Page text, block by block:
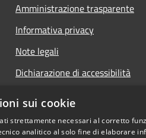
Amministrazione trasparente
Informativa privacy
Note legali
Dichiarazione di accessibilità
sui cookie
strettamente necessari al corretto
analitico al solo fine di elaborare